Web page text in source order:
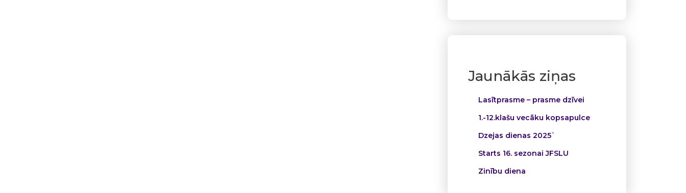
Jaunākās ziņas
Lasītprasme – prasme dzīvei
1.-12.klašu vecāku kopsapulce
Dzejas dienas 2025`
Starts 16. sezonai JFSLU
Zinību diena